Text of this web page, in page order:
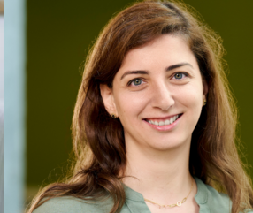
Pédagogies critiques et justice sociale
Éthique relationnelle et sollicitude en
Décolonisation et autochtonisation de la
formation à l’enseignement
Littératie et didactique du français
Éducation inclusive
Formation à l’enseignement en contexte
francophone minoritaire
Identité linguistique et culturelle
Recherche-action et approches
participatives
Leadership éducatif et pratiques réflexives
Éducation durable et bien-être en
enseignement